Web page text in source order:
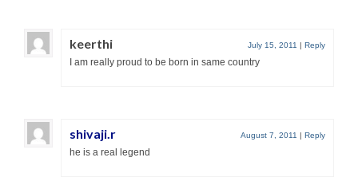
keerthi July 15, 2011 | Reply
I am really proud to be born in same country
shivaji.r August 7, 2011 | Reply
he is a real legend